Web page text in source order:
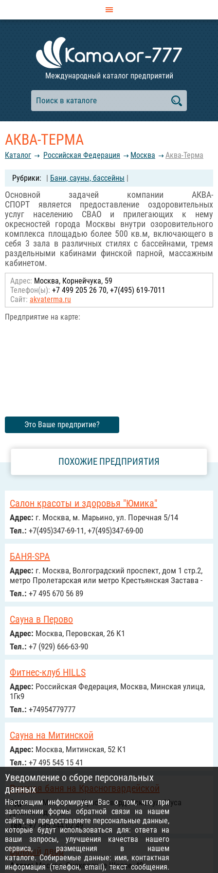
Международный каталог предприятий
АКВА-ТЕРМА
Каталог Российcкая Федерация Москва Аква-Терма
| Бани, сауны, бассейны |
Основной задачей компании АКВА-
СПОРТ является предоставление оздоровительных
услуг населению СВАО и прилегающих к нему
окресностей города Москвы внутри озоровительного
комплекса площадью более 500 кв.м, включающего в
себя 3 зала в различных стилях с бассейнами, тремя
раздельными кабинами финской парной, массажным
кабинетом.
Адрес: Москва, Корнейчука, 59
Телефон(ы): +7 499 205 26 70, +7(495) 619-7011
Сайт: akvaterma.ru
Предприятие на карте:
Это Ваше предпритие?
ПОХОЖИЕ ПРЕДПРИЯТИЯ
Салон красоты и здоровья "Юмика"
Адрес: г. Москва, м. Марьино, ул. Поречная 5/14
Тел.: +7(495)347-69-11, +7(495)347-69-00
БАНЯ-SPA
Адрес: г. Москва, Волгоградский проспект, дом 1 стр.2,
метро Пролетарская или метро Крестьянская Застава -
Тел.: +7 495 670 56 89
Сауна в Перово
Адрес: Москва, Перовская, 26 К1
Тел.: +7 (929) 666-63-90
Фитнес-клуб HILLS
Адрес: Российcкая Федерация, Москва, Минская улица,
1Гк9
Тел.: +74954779777
Сауна на Митинской
Адрес: Москва, Митинская, 52 К1
Тел.: +7 495 545 15 41
Русская баня на Красногвардейской
Адрес:г. Москва, м. Красногвардейская ул. Муса
Джалиля д.31 к.1
Тел.:+7 495 344 02 49
Банный двор
Адрес:Москва, Очаковское Шоссе, 40
Уведомление о сборе персональных
данных
Настоящим информируем Вас о том, что при
заполнении формы обратной связи на нашем
сайте, вы предоставляете персональные данные,
которые будут использоваться для: ответа на
ваши запросы, улучшения качества нашего
сервиса, размещения в нашем
каталоге. Собираемые данные: имя, контактная
информация (телефон, email), текст сообщения.